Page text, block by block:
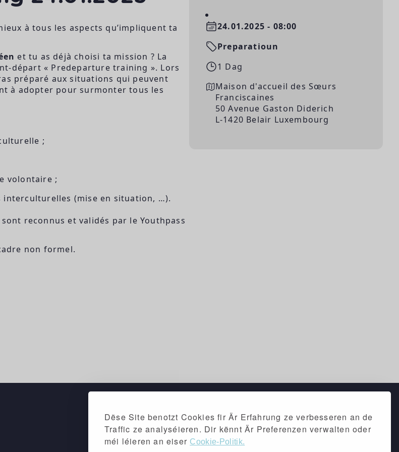
Dëse Site benotzt Cookies fir Är Erfahrung ze verbesseren an de
Traffic ze analyséieren. Dir kënnt Är Preferenzen verwalten oder
méi léieren an eiser Cookie-Politik.
à tous les aspects qu’impliquent ta
et tu as déjà choisi ta mission ? La
départ « Predeparture training ». Lors
préparé aux situations qui peuvent
à adopter pour surmonter tous les
;
volontaire ;
(mise en situation, …).
reconnus et validés par le Youthpass
non formel.
24.01.2025 - 08:00
Preparatioun
1 Dag
Maison d'accueil des Sœurs
Franciscaines
50 Avenue Gaston Diderich
L-1420 Belair Luxembourg